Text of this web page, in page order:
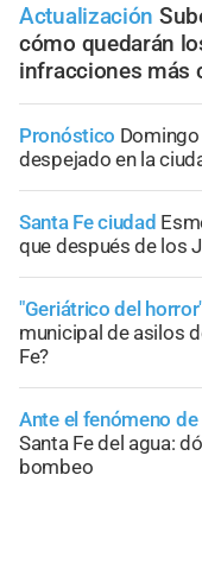
Actualización
cómo quedarán
infracciones más
Pronóstico
despejado en la
Santa Fe ciudad
que después de los
"Geriátrico del
municipal de asilos
Fe?
Ante el fenómeno de
Santa Fe del agua:
bombeo